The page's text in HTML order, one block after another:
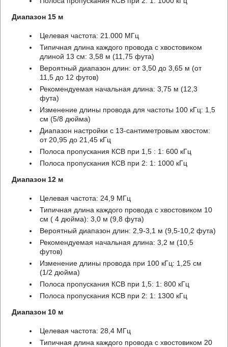
Диапазон 15 м
Целевая частота: 21.000 МГц
Типичная длина каждого провода с хвостовиком
длиной 13 см: 3,58 м (11,75 фута)
Вероятный диапазон длин: от 3,50 до 3,65 м (от
11,5 до 12 футов)
Рекомендуемая начальная длина: 3,75 м (12,3
фута)
Изменение длины провода для частоты 100 кГц: 1,5
см (5/8 дюйма)
Диапазон настройки с 13-сантиметровым хвостом:
от 20,95 до 21,45 кГц
Полоса пропускания КСВ при 1,5 : 1: 600 кГц
Полоса пропускания КСВ при 2: 1: 1000 кГц
Диапазон 12 м
Целевая частота: 24,9 МГц
Типичная длина каждого провода с хвостовиком 10
см ( 4 дюйма): 3,0 м (9,8 фута)
Вероятный диапазон длин: 2,9-3,1 м (9,5-10,2 фута)
Рекомендуемая начальная длина: 3,2 м (10,5
футов)
Изменение длины провода при 100 кГц: 1,25 см
(1/2 дюйма)
Полоса пропускания КСВ при 1,5: 1: 800 кГц
Полоса пропускания КСВ при 2: 1: 1300 кГц
Диапазон 10 м
Целевая частота: 28,4 МГц
Типичная длина каждого провода с хвостовиком 20